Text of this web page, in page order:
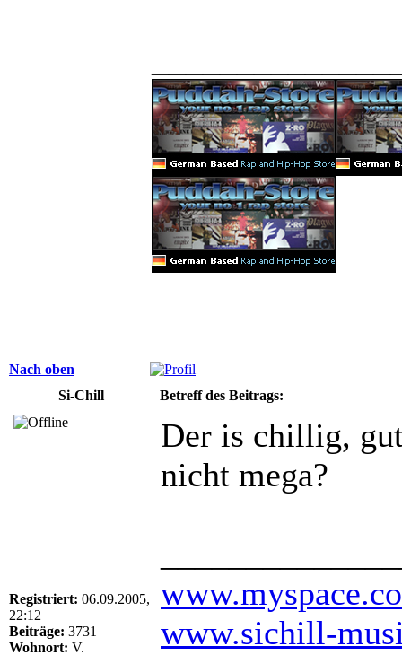
Nach oben
Si-Chill
Betreff des Beitrags:
Registriert: 06.09.2005,
22:12
Beiträge: 3731
Wohnort: V.
Der is chillig,
nicht mega?
www.sichill-